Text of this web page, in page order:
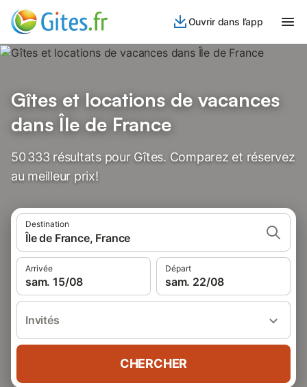
Ouvrir dans l’app
Gîtes et locations de vacances
dans Île de France
50 333 résultats pour Gîtes. Comparez et réservez
au meilleur prix!
Destination
Île de France, France
Arrivée
sam. 15/08
Départ
sam. 22/08
Invités
CHERCHER